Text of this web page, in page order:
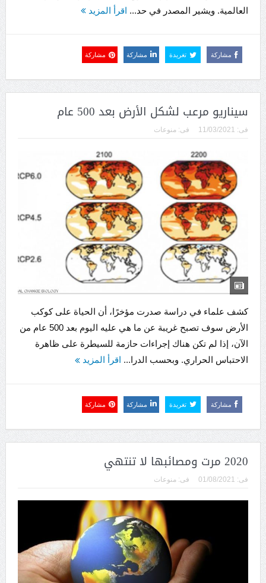
العالمية. ويشير المصدر في حد... اقرأ المزيد
مشاركة تغريدة مشاركة مشاركة
سيناريو مرعب لشكل الأرض بعد 500 عام
فى: 11/03/2021 فى: منوعات
كشف علماء في دراسة صدرت مؤخرًا، أن الحياة على كوكب
الأرض سوف تصبح غريبة عن ما هي عليه اليوم بعد 500 عام من
الآن، إذا لم تكن هناك إجراءات حازمة للسيطرة على ظاهرة
الاحتباس الحراري. وبحسب الدرا... اقرأ المزيد
مشاركة تغريدة مشاركة مشاركة
2020 مرت ومصائبها لا تنتهي
فى: 01/08/2021 فى: منوعات